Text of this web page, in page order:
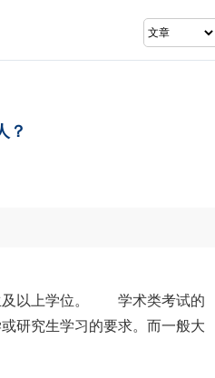
？
及以上学位。 学术类考试的
研究生学习的要求。而一般大